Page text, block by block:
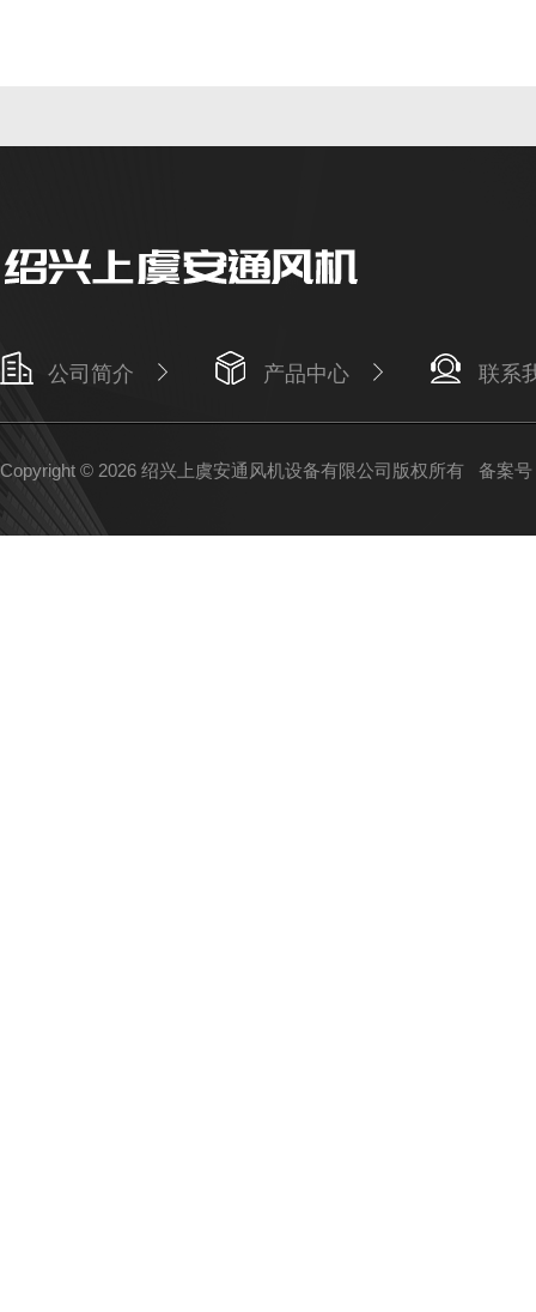
公司简介 产品中心 联系
Copyright © 2026 绍兴上虞安通风机设备有限公司版权所有 备案号